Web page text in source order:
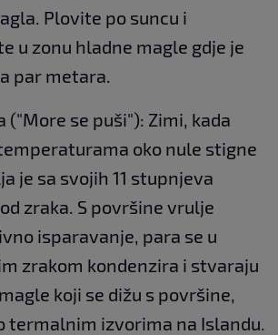
Plovite po suncu i
u zonu hladne magle gdje je
par metara.
("More se puši"): Zimi, kada
oko nule stigne
je sa svojih 11 stupnjeva
zraka. S površine vrulje
isparavanje, para se u
zrakom kondenzira i stvaraju
koji se dižu s površine,
termalnim izvorima na Islandu.